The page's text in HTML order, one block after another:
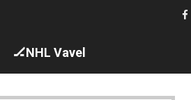
y Taddeucci. Ángela Martínez
🏒NHL Vavel